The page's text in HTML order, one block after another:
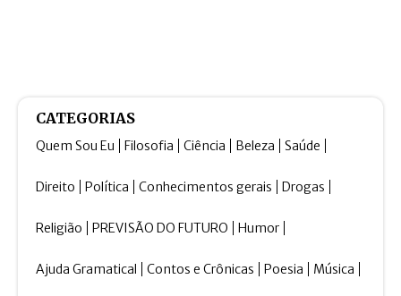
CATEGORIAS
Quem Sou Eu Filosofia Ciência Beleza Saúde
Direito Política Conhecimentos gerais Drogas
Religião PREVISÃO DO FUTURO Humor
Ajuda Gramatical Contos e Crônicas Poesia Música